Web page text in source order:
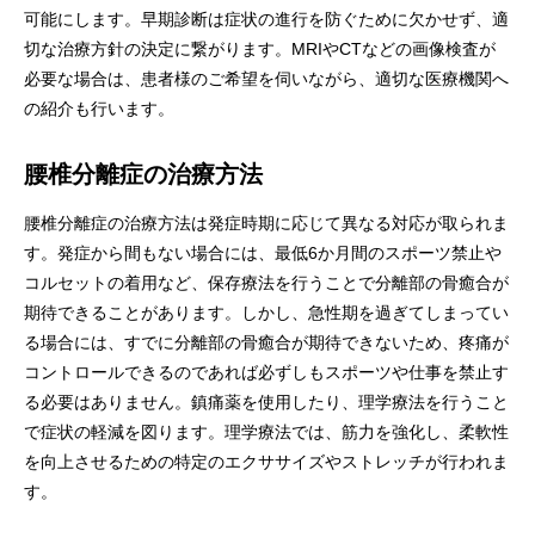
可能にします。早期診断は症状の進行を防ぐために欠かせず、適
切な治療方針の決定に繋がります。MRIやCTなどの画像検査が
必要な場合は、患者様のご希望を伺いながら、適切な医療機関へ
の紹介も行います。
腰椎分離症の治療方法
腰椎分離症の治療方法は発症時期に応じて異なる対応が取られま
す。発症から間もない場合には、最低6か月間のスポーツ禁止や
コルセットの着用など、保存療法を行うことで分離部の骨癒合が
期待できることがあります。しかし、急性期を過ぎてしまってい
る場合には、すでに分離部の骨癒合が期待できないため、疼痛が
コントロールできるのであれば必ずしもスポーツや仕事を禁止す
る必要はありません。鎮痛薬を使用したり、理学療法を行うこと
で症状の軽減を図ります。理学療法では、筋力を強化し、柔軟性
を向上させるための特定のエクササイズやストレッチが行われま
す。